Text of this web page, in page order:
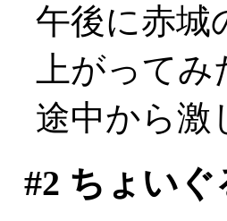
午後に赤城
上がってみ
途中から激
#2 ちょいぐ